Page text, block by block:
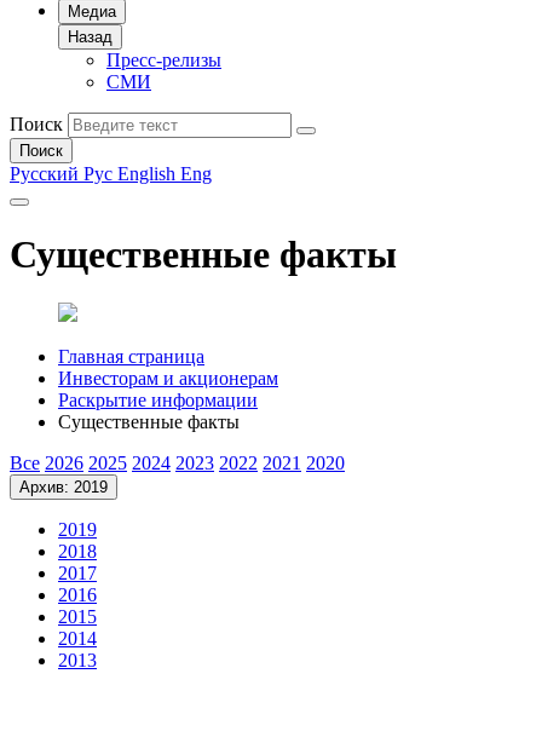
Медиа
Назад
Пресс-релизы
СМИ
Поиск
Поиск
Русский Рус English Eng
Существенные факты
Главная страница
Инвесторам и акционерам
Раскрытие информации
Существенные факты
Все 2026 2025 2024 2023 2022 2021 2020
Архив: 2019
2019
2018
2017
2016
2015
2014
2013